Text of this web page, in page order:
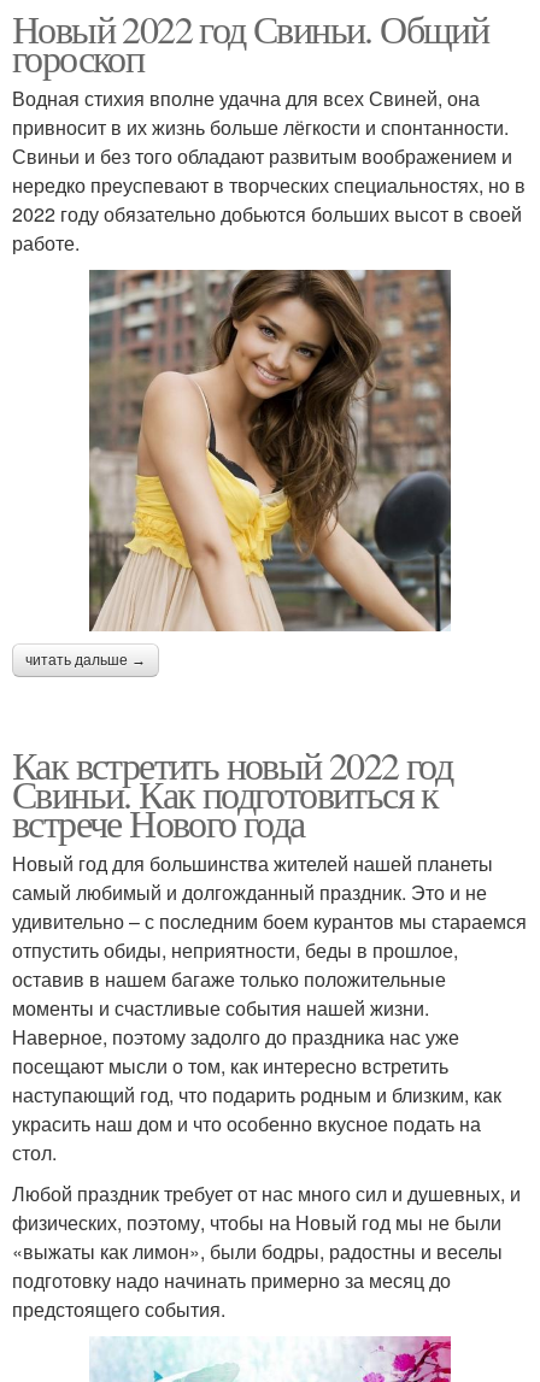
Новый 2022 год Свиньи. Общий
гороскоп
Водная стихия вполне удачна для всех Свиней, она
привносит в их жизнь больше лёгкости и спонтанности.
Свиньи и без того обладают развитым воображением и
нередко преуспевают в творческих специальностях, но в
2022 году обязательно добьются больших высот в своей
работе.
читать дальше →
Как встретить новый 2022 год
Свиньи. Как подготовиться к
встрече Нового года
Новый год для большинства жителей нашей планеты
самый любимый и долгожданный праздник. Это и не
удивительно – с последним боем курантов мы стараемся
отпустить обиды, неприятности, беды в прошлое,
оставив в нашем багаже только положительные
моменты и счастливые события нашей жизни.
Наверное, поэтому задолго до праздника нас уже
посещают мысли о том, как интересно встретить
наступающий год, что подарить родным и близким, как
украсить наш дом и что особенно вкусное подать на
стол.
Любой праздник требует от нас много сил и душевных, и
физических, поэтому, чтобы на Новый год мы не были
«выжаты как лимон», были бодры, радостны и веселы
подготовку надо начинать примерно за месяц до
предстоящего события.